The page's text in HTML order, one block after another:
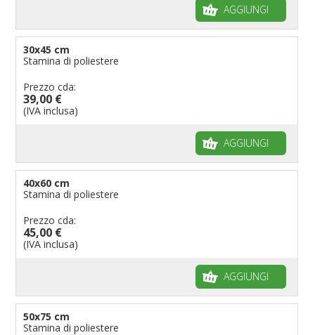
AGGIUNGI
30x45 cm
Stamina di poliestere
Prezzo cda:
39,00 €
(IVA inclusa)
AGGIUNGI
40x60 cm
Stamina di poliestere
Prezzo cda:
45,00 €
(IVA inclusa)
AGGIUNGI
50x75 cm
Stamina di poliestere